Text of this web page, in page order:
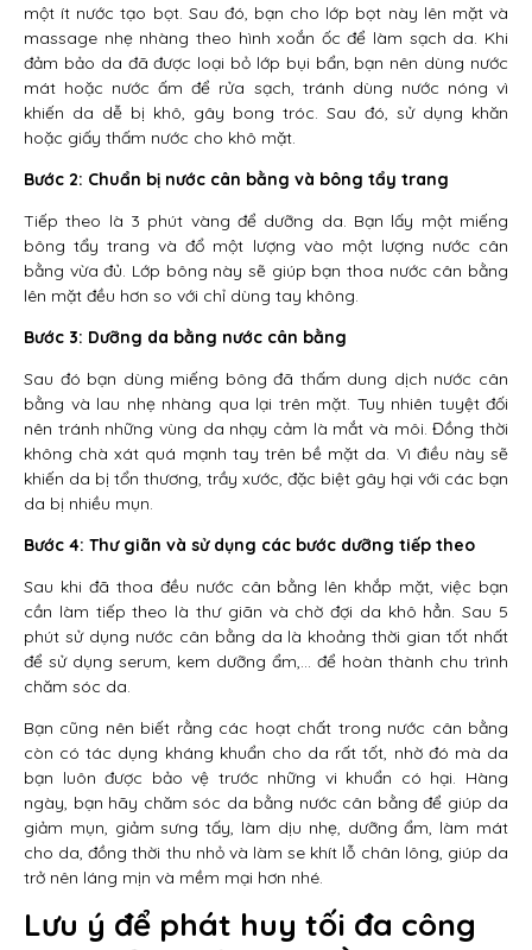
một ít nước tạo bọt. Sau đó, bạn cho lớp bọt này lên mặt và
massage nhẹ nhàng theo hình xoắn ốc để làm sạch da. Khi
đảm bảo da đã được loại bỏ lớp bụi bẩn, bạn nên dùng nước
mát hoặc nước ấm để rửa sạch, tránh dùng nước nóng vì
khiến da dễ bị khô, gây bong tróc. Sau đó, sử dụng khăn
hoặc giấy thấm nước cho khô mặt.
Bước 2: Chuẩn bị nước cân bằng và bông tẩy trang
Tiếp theo là 3 phút vàng để dưỡng da. Bạn lấy một miếng
bông tẩy trang và đổ một lượng vào một lượng nước cân
bằng vừa đủ. Lớp bông này sẽ giúp bạn thoa nước cân bằng
lên mặt đều hơn so với chỉ dùng tay không.
Bước 3: Dưỡng da bằng nước cân bằng
Sau đó bạn dùng miếng bông đã thấm dung dịch nước cân
bằng và lau nhẹ nhàng qua lại trên mặt. Tuy nhiên tuyệt đối
nên tránh những vùng da nhạy cảm là mắt và môi. Đồng thời
không chà xát quá mạnh tay trên bề mặt da. Vì điều này sẽ
khiến da bị tổn thương, trầy xước, đặc biệt gây hại với các bạn
da bị nhiều mụn.
Bước 4: Thư giãn và sử dụng các bước dưỡng tiếp theo
Sau khi đã thoa đều nước cân bằng lên khắp mặt, việc bạn
cần làm tiếp theo là thư giãn và chờ đợi da khô hẳn. Sau 5
phút sử dụng nước cân bằng da là khoảng thời gian tốt nhất
để sử dụng serum, kem dưỡng ẩm,… để hoàn thành chu trình
chăm sóc da.
Bạn cũng nên biết rằng các hoạt chất trong nước cân bằng
còn có tác dụng kháng khuẩn cho da rất tốt, nhờ đó mà da
bạn luôn được bảo vệ trước những vi khuẩn có hại. Hàng
ngày, bạn hãy chăm sóc da bằng nước cân bằng để giúp da
giảm mụn, giảm sưng tấy, làm dịu nhẹ, dưỡng ẩm, làm mát
cho da, đồng thời thu nhỏ và làm se khít lỗ chân lông, giúp da
trở nên láng mịn và mềm mại hơn nhé.
Lưu ý để phát huy tối đa công